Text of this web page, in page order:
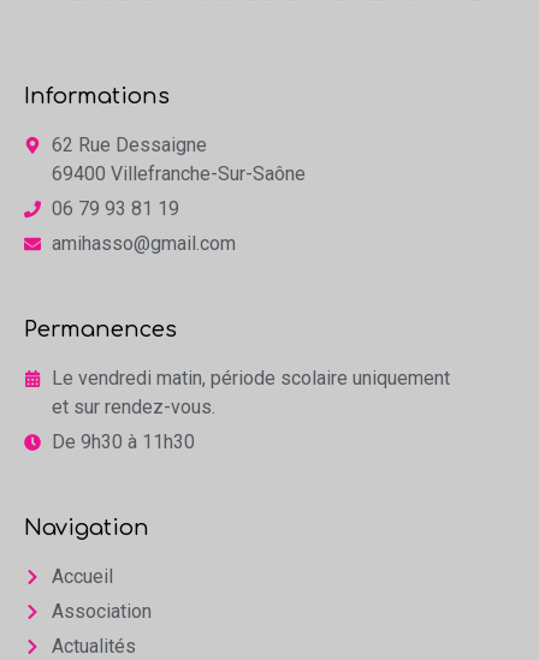
Informations
62 Rue Dessaigne
69400 Villefranche-Sur-Saône
06 79 93 81 19
amihasso@gmail.com
Permanences
Le vendredi matin, période scolaire uniquement
et sur rendez-vous.
De 9h30 à 11h30
Navigation
Accueil
Association
Actualités